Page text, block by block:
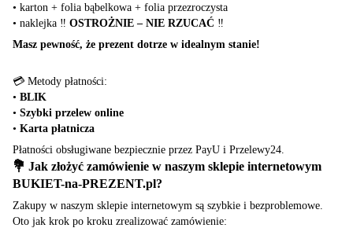
• karton + folia bąbelkowa + folia przezroczysta
• naklejka ‼️ OSTROŻNIE – NIE RZUCAĆ ‼️
Masz pewność, że prezent dotrze w idealnym stanie!
💳 Metody płatności:
• BLIK
• Szybki przelew online
• Karta płatnicza
Płatności obsługiwane bezpiecznie przez PayU i Przelewy24.
💐 Jak złożyć zamówienie w naszym sklepie internetowym
BUKIET-na-PREZENT.pl?
Zakupy w naszym sklepie internetowym są szybkie i bezproblemowe.
Oto jak krok po kroku zrealizować zamówienie: